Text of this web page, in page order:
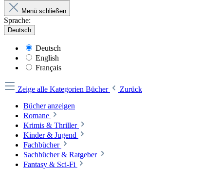
Menü schließen
Sprache:
Deutsch
Deutsch
English
Français
Zeige alle Kategorien Bücher
Zurück
Bücher anzeigen
Romane
Krimis & Thriller
Kinder & Jugend
Fachbücher
Sachbücher & Ratgeber
Fantasy & Sci-Fi